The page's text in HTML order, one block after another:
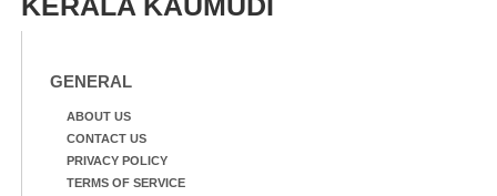
മാറ്റുന്ന സുരക്ഷാസേനാം
ഗങ്ങൾ
GENERAL
ABOUT US
CONTACT US
PRIVACY POLICY
TERMS OF SERVICE